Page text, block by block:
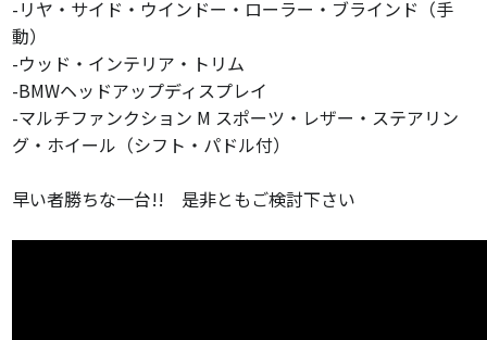
-リヤ・サイド・ウインドー・ローラー・ブラインド（手
動）
-ウッド・インテリア・トリム
-BMWヘッドアップディスプレイ
-マルチファンクション M スポーツ・レザー・ステアリン
グ・ホイール（シフト・パドル付）
早い者勝ちな一台!! 是非ともご検討下さい